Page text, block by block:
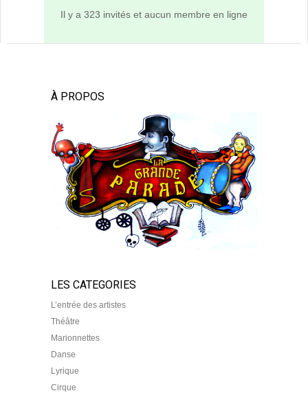
Il y a 323 invités et aucun membre en ligne
À PROPOS
LES CATEGORIES
L’entrée des artistes
Théâtre
Marionnettes
Danse
Lyrique
Cirque